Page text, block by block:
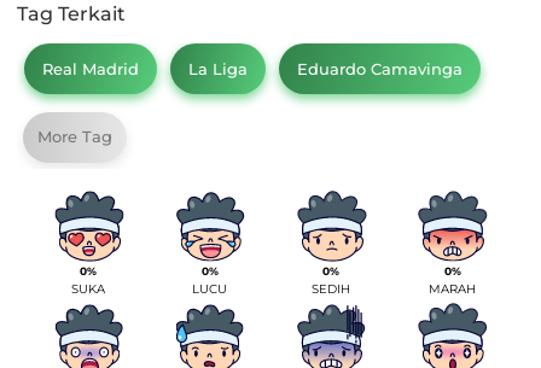
Tag Terkait
Real Madrid La Liga Eduardo Camavinga
More Tag
0%
SUKA
0%
LUCU
0%
SEDIH
0%
MARAH